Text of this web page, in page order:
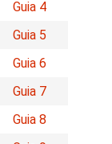
Guia 4
Guia 5
Guia 6
Guia 7
Guia 8